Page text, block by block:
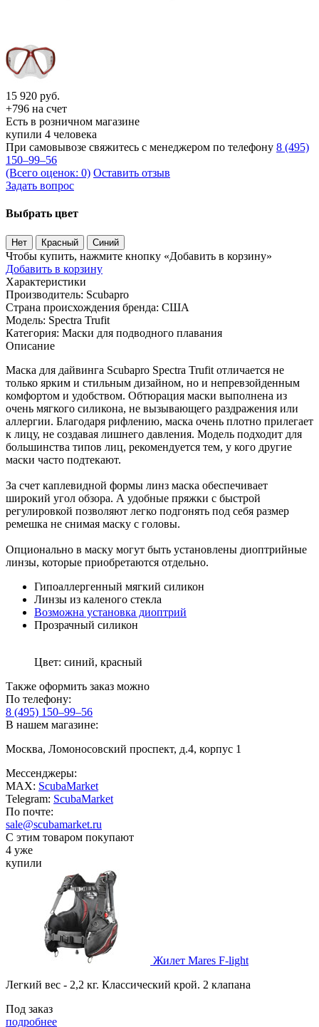
15 920 руб.
+796 на счет
Есть в розничном магазине
купили 4 человека
При самовывозе свяжитесь с менеджером по телефону 8 (495)
150–99–56
(Всего оценок: 0) Оставить отзыв
Задать вопрос
Выбрать цвет
Нет Красный Синий
Чтобы купить, нажмите кнопку «Добавить в корзину»
Добавить в корзину
Характеристики
Производитель: Scubapro
Страна происхождения бренда: США
Модель: Spectra Trufit
Категория: Маски для подводного плавания
Описание
Маска для дайвинга Scubapro Spectra Trufit отличается не
только ярким и стильным дизайном, но и непревзойденным
комфортом и удобством. Обтюрация маски выполнена из
очень мягкого силикона, не вызывающего раздражения или
аллергии. Благодаря рифлению, маска очень плотно прилегает
к лицу, не создавая лишнего давления. Модель подходит для
большинства типов лиц, рекомендуется тем, у кого другие
маски часто подтекают.
За счет каплевидной формы линз маска обеспечивает
широкий угол обзора. А удобные пряжки с быстрой
регулировкой позволяют легко подгонять под себя размер
ремешка не снимая маску с головы.
Опционально в маску могут быть установлены диоптрийные
линзы, которые приобретаются отдельно.
Гипоаллергенный мягкий силикон
Линзы из каленого стекла
Возможна установка диоптрий
Прозрачный силикон
Цвет: синий, красный
Также оформить заказ можно
По телефону:
8 (495) 150–99–56
В нашем магазине:
Москва, Ломоносовский проспект, д.4, корпус 1
Мессенджеры:
MAX: ScubaMarket
Telegram: ScubaMarket
По почте:
sale@scubamarket.ru
С этим товаром покупают
4 уже
купили
Жилет Mares F-light
Легкий вес - 2,2 кг. Классический крой. 2 клапана
Под заказ
подробнее